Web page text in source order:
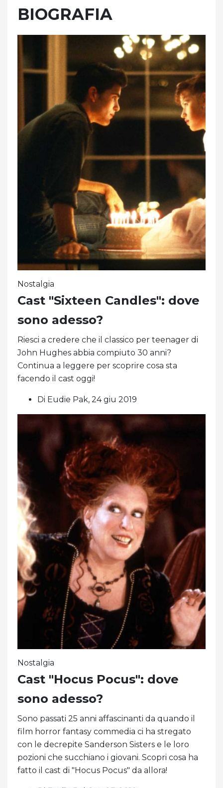
BIOGRAFIA
Nostalgia
Cast "Sixteen Candles": dove
sono adesso?
Riesci a credere che il classico per teenager di
John Hughes abbia compiuto 30 anni?
Continua a leggere per scoprire cosa sta
facendo il cast oggi!
Di Eudie Pak, 24 giu 2019
Nostalgia
Cast "Hocus Pocus": dove
sono adesso?
Sono passati 25 anni affascinanti da quando il
film horror fantasy commedia ci ha stregato
con le decrepite Sanderson Sisters e le loro
pozioni che succhiano i giovani. Scopri cosa ha
fatto il cast di "Hocus Pocus" da allora!